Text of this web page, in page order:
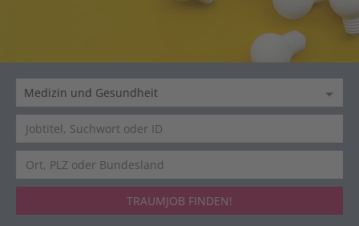
TRAUMJOB FINDEN!